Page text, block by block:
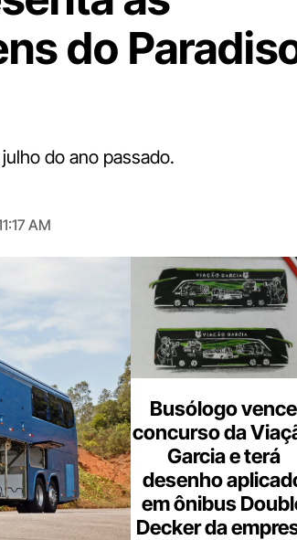
do
do ano passado.
AM
Busólogo vence
concurso da
Garcia e terá
desenho
em ônibus
Decker da
aqui
mail